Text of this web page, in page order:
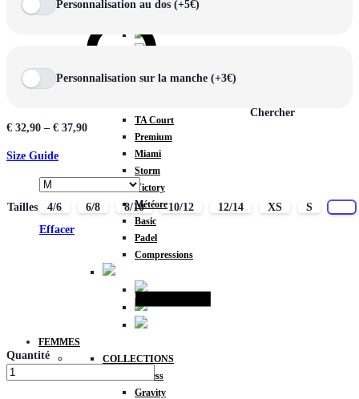
TA Court
Premium
Miami
Storm
Victory
Météore
Basic
Padel
Compressions
FEMMES
COLLECTIONS
Fitness
Gravity
Chercher
Personnalisation au dos (+5€)
Personnalisation sur la manche (+3€)
€ 32,90 – € 37,90
Size Guide
Tailles 4/6 6/8 8/10 10/12 12/14 XS S
Effacer
Quantité